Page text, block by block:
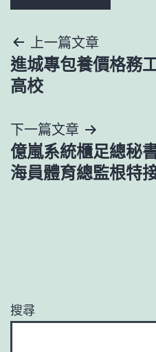
文
章
覽
上一篇文章
進城專包養價格務
高校
下一篇文章
億嵐系統櫃足總秘
海員體育總監根特
搜尋